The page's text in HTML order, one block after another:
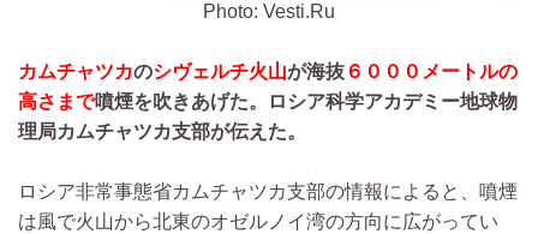
Photo: Vesti.Ru
カムチャツカのシヴェルチ火山が海抜 ６０００メートルの
高さまで噴煙を吹きあげた。ロシア科学アカデミー地球物
理局カムチャツカ支部が伝えた。
ロシア非常事態省カムチャツカ支部の情報によると、噴煙
は風で火山から北東のオゼルノイ湾の方向に広がってい